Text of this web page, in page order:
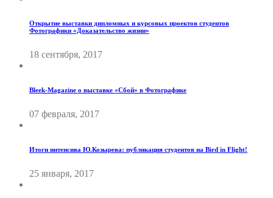
Открытие выставки дипломных и курсовых проектов студентов
Фотографики «Доказательство жизни»
18 сентября, 2017
Bleek-Magazine о выставке «Сбой» в Фотографике
07 февраля, 2017
Итоги интенсива Ю.Козырева: публикация студентов на Bird in Flight!
25 января, 2017